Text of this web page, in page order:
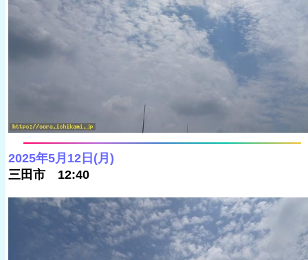
2025年5月12日(月)
三田市 12:40